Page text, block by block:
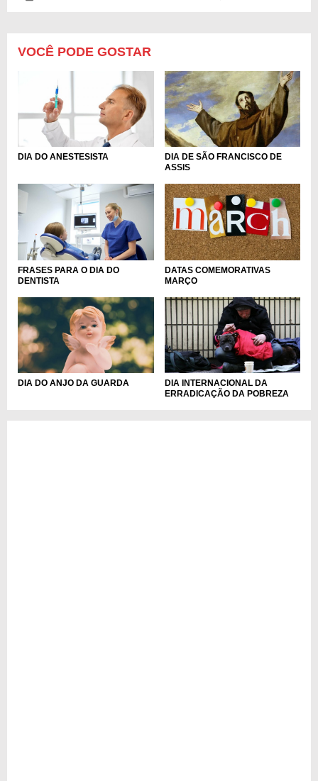
VOCÊ PODE GOSTAR
DIA DO ANESTESISTA
DIA DE SÃO FRANCISCO DE
ASSIS
FRASES PARA O DIA DO
DENTISTA
DATAS COMEMORATIVAS
MARÇO
DIA DO ANJO DA GUARDA
DIA INTERNACIONAL DA
ERRADICAÇÃO DA POBREZA